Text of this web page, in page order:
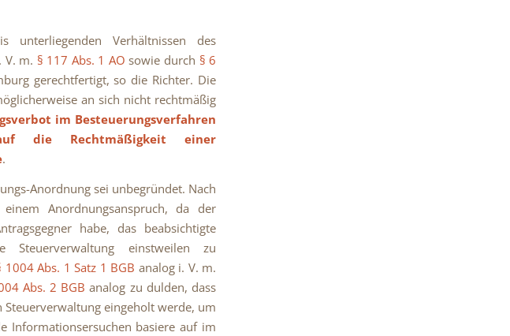
unterliegenden Verhältnissen des
V. m. § 117 Abs. 1 AO sowie durch § 6
gerechtfertigt, so die Richter. Die
an sich nicht rechtmäßig
im Besteuerungsverfahren
die Rechtmäßigkeit einer
.
Anordnung sei unbegründet. Nach
Anordnungsanspruch, da der
habe, das beabsichtigte
Steuerverwaltung einstweilen zu
1004 Abs. 1 Satz 1 BGB analog i. V. m.
Abs. 2 BGB analog zu dulden, dass
eingeholt werde, um
Informationsersuchen basiere auf im